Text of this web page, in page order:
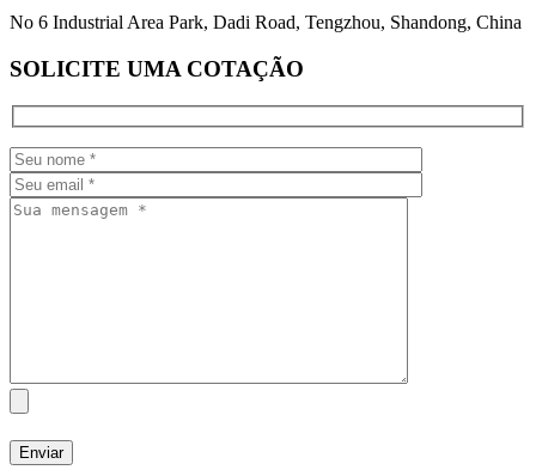
No 6 Industrial Area Park, Dadi Road, Tengzhou, Shandong, China
SOLICITE UMA COTAÇÃO